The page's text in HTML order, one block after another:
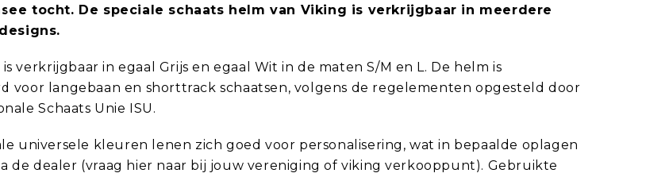
tocht. De speciale schaats helm van Viking is verkrijgbaar in meerdere
verkrijgbaar in egaal Grijs en egaal Wit in de maten S/M en L. De helm is
voor langebaan en shorttrack schaatsen, volgens de regelementen opgesteld door
Schaats Unie ISU.
universele kleuren lenen zich goed voor personalisering, wat in bepaalde oplagen
de dealer (vraag hier naar bij jouw vereniging of viking verkooppunt). Gebruikte